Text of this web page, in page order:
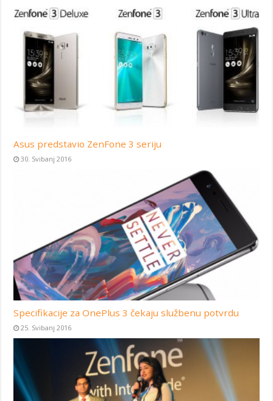
Asus predstavio ZenFone 3 seriju
30. Svibanj 2016
Specifikacije za OnePlus 3 čekaju službenu potvrdu
25. Svibanj 2016